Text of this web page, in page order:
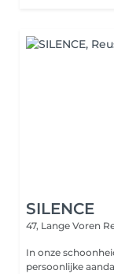
SILENCE
47, Lange Voren
In onze
persoonlijke